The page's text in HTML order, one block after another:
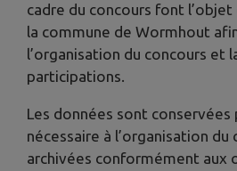
cadre du concours font
la commune de Wormhout
l’organisation du concours et
participations.
Les données sont conservées
nécessaire à l’organisation du
archivées conformément aux